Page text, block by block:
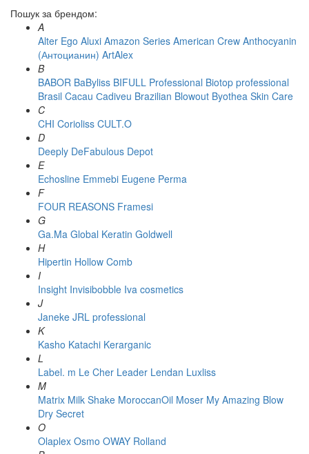
Пошук за брендом:
A
Alter Ego Aluxi Amazon Series American Crew Anthocyanin
(Антоцианин) ArtAlex
B
BABOR BaByliss BIFULL Professional Biotop professional
Brasil Cacau Сadiveu Brazilian Blowout Byothea Skin Care
C
CHI Corioliss CULT.O
D
Deeply DeFabulous Depot
E
Echosline Emmebi Eugene Perma
F
FOUR REASONS Framesi
G
Ga.Ma Global Keratin Goldwell
H
Hipertin Hollow Comb
I
Insight Invisibobble Iva cosmetics
J
Janeke JRL professional
K
Kasho Katachi Kerarganic
L
Label. m Le Cher Leader Lendan Luxliss
M
Matrix Milk Shake MoroccanOil Moser My Amazing Blow
Dry Secret
O
Olaplex Osmo OWAY Rolland